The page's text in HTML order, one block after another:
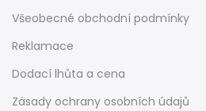
Všeobecné obchodní podmínky
Reklamace
Dodací lhůta a cena
Zásady ochrany osobních údajů